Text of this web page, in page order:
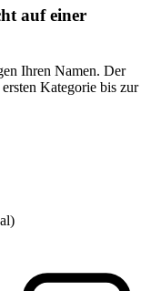
auf einer
Ihren Namen. Der
Kategorie bis zur